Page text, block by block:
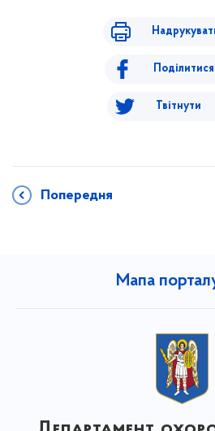
Поділитися
Твітнути
Попередня
Мапа